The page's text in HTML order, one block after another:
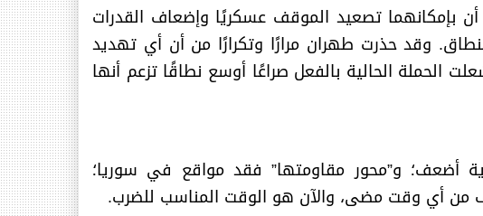
بإمكانهما تصعيد الموقف عسكريًا وإضعاف القدرات
وقد حذرت طهران مرارًا وتكرارًا من أن أي تهديد
الحالية بالفعل صراعًا أوسع نطاقًا تزعم أنها
أضعف؛ و”محور مقاومتها” فقد مواقع في سوريا؛
من أي وقت مضى، والآن هو الوقت المناسب للضرب.